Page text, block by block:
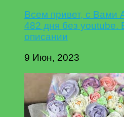
Всем привет, с Вами
482 дня без youtube.
описании
9 Июн, 2023